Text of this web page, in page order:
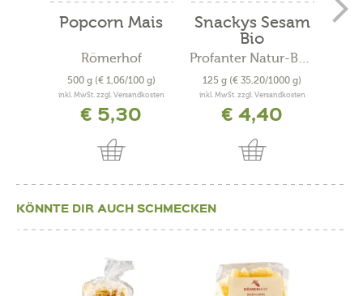
Popcorn Mais
Römerhof
500 g (€ 1,06/100 g)
inkl. MwSt. zzgl. Versandkosten
€ 5,30
Snackys Sesam
Bio
Profanter Natur-Backstube
125 g (€ 35,20/1000 g)
inkl. MwSt. zzgl. Versandkosten
€ 4,40
KÖNNTE DIR AUCH SCHMECKEN